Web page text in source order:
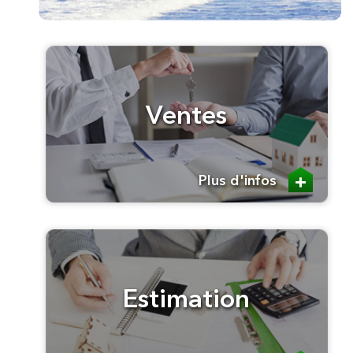
Ventes
Plus d'infos
Estimation